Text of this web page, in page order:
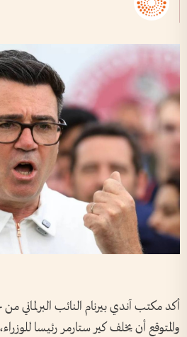
أكد مكتب آندي ​بيرنام النائب البرلماني
والمتوقع ‌أن ​يخلف كير ستارمر رئيسا